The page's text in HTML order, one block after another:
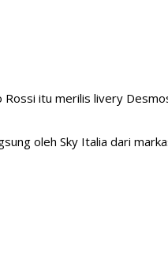
itu merilis livery
oleh Sky Italia dari